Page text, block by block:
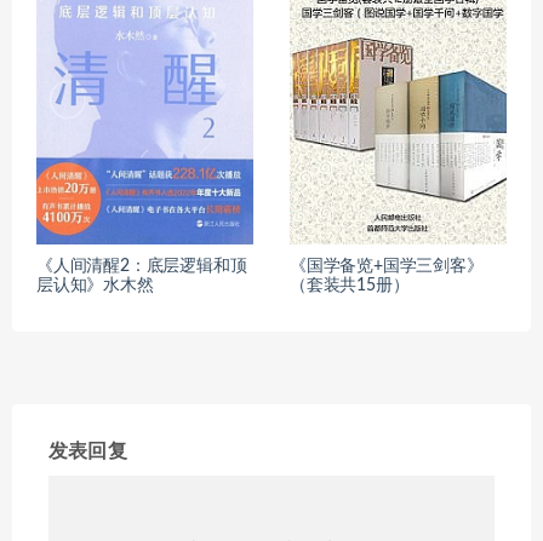
《人间清醒2：底层逻辑和顶
层认知》水木然
《国学备览+国学三剑客》
（套装共15册）
发表回复